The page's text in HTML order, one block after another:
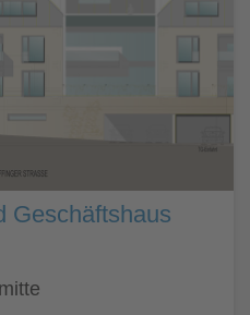
Geschäftshaus